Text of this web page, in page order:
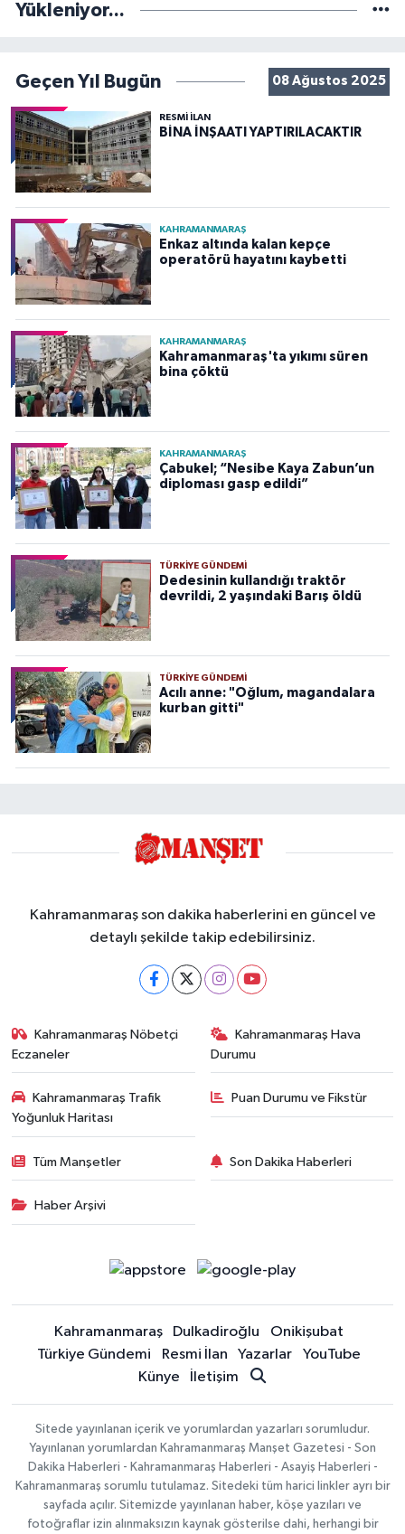
Yükleniyor...
Geçen Yıl Bugün 08 Ağustos 2025
RESMİ İLAN
BİNA İNŞAATI YAPTIRILACAKTIR
KAHRAMANMARAŞ
Enkaz altında kalan kepçe
operatörü hayatını kaybetti
KAHRAMANMARAŞ
Kahramanmaraş'ta yıkımı süren
bina çöktü
KAHRAMANMARAŞ
Çabukel; “Nesibe Kaya Zabun’un
diploması gasp edildi”
TÜRKIYE GÜNDEMI
Dedesinin kullandığı traktör
devrildi, 2 yaşındaki Barış öldü
TÜRKIYE GÜNDEMI
Acılı anne: "Oğlum, magandalara
kurban gitti"
Kahramanmaraş son dakika haberlerini en güncel ve
detaylı şekilde takip edebilirsiniz.
Kahramanmaraş Nöbetçi
Eczaneler
Kahramanmaraş Hava
Durumu
Kahramanmaraş Trafik
Yoğunluk Haritası
Puan Durumu ve Fikstür
Tüm Manşetler Son Dakika Haberleri
Haber Arşivi
Kahramanmaraş Dulkadiroğlu
Onikişubat
Türkiye Gündemi
Resmi İlan Yazarlar
YouTube
Künye
İletişim
Sitede yayınlanan içerik ve yorumlardan yazarları sorumludur.
Yayınlanan yorumlardan Kahramanmaraş Manşet Gazetesi - Son
Dakika Haberleri - Kahramanmaraş Haberleri - Asayiş Haberleri -
Kahramanmaraş sorumlu tutulamaz. Sitedeki tüm harici linkler ayrı bir
sayfada açılır. Sitemizde yayınlanan haber, köşe yazıları ve
fotoğraflar izin alınmaksızın kaynak gösterilse dahi, herhangi bir